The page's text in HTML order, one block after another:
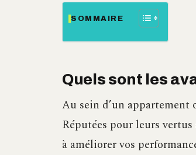
SOMMAIRE
Quels sont les
Au sein d’un appartement
Réputées pour leurs vertus
à améliorer vos